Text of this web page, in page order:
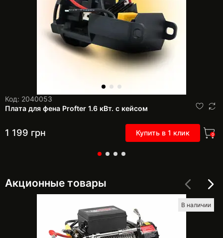
Код: 2040053
Плата для фена Profter 1.6 кВт. с кейсом
1 199 грн Купить в 1 клик 0
Акционные товары
В наличии